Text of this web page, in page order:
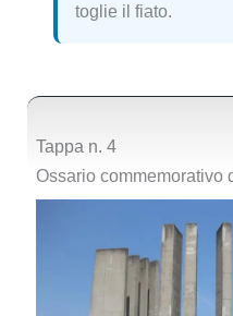
toglie il fiato.
Tappa n. 4
Ossario commemorativo